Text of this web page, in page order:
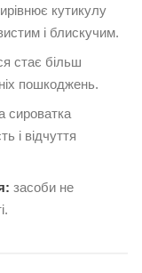
кутикулу
і блискучим.
стає більш
пошкоджень.
сироватка
і відчуття
засоби не